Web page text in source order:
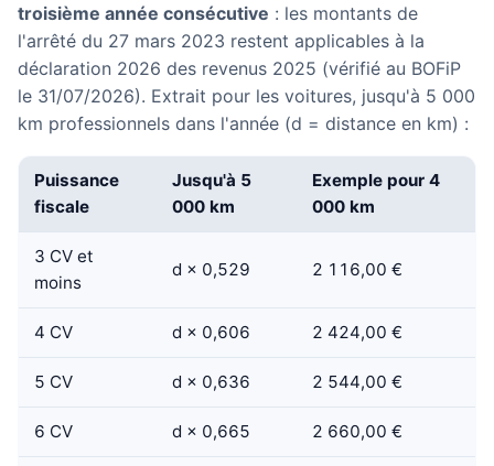
troisième année consécutive : les montants de
l'arrêté du 27 mars 2023 restent applicables à la
déclaration 2026 des revenus 2025 (vérifié au BOFiP
le 31/07/2026). Extrait pour les voitures, jusqu'à 5 000
km professionnels dans l'année (d = distance en km) :
Puissance
fiscale
Jusqu'à 5
000 km
Exemple pour 4
000 km
3 CV et
moins
d × 0,529 2 116,00 €
4 CV d × 0,606 2 424,00 €
5 CV d × 0,636 2 544,00 €
6 CV d × 0,665 2 660,00 €